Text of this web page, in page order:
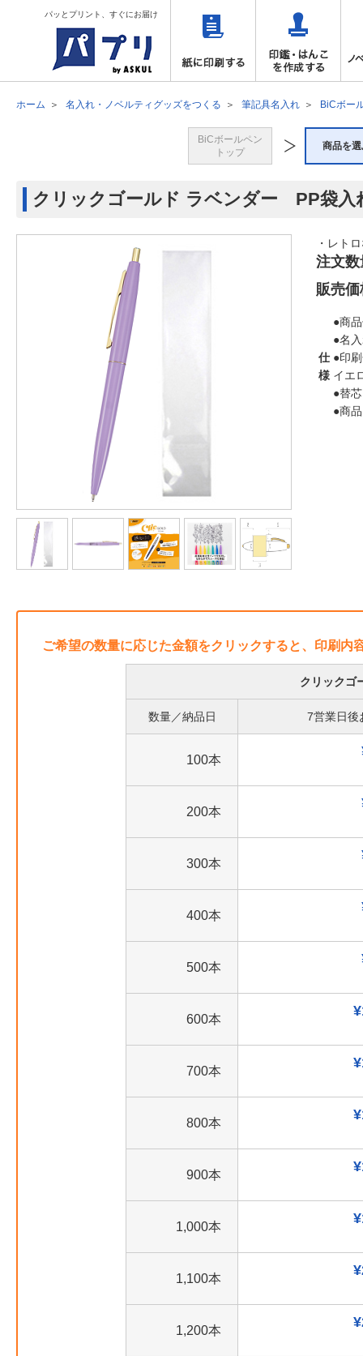
パッとプリント、すぐにお届け
ホーム 名入れ・ノベルティグッズをつくる 筆記具名入れ BiCボー
BiCボールペン
トップ
商品を
クリックゴールド ラベンダー PP袋入
・レト
注文数
販売価
仕
様
●商
●名
●印
イエ
●替
●商
ご希望の数量に応じた金額をクリックすると、印刷内
クリックゴ
数量／納品日 7営業日後
100本
200本
300本
400本
500本
600本
700本
800本
900本
1,000本
1,100本
1,200本